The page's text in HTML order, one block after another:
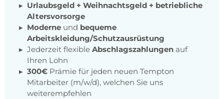
Urlaubsgeld + Weihnachtsgeld + betriebliche
Altersvorsorge
Moderne und bequeme
Arbeitskleidung/Schutzausrüstung
Jederzeit flexible Abschlagszahlungen auf
Ihren Lohn
300€ Prämie für jeden neuen Tempton
Mitarbeiter (m/w/d), welchen Sie uns
weiterempfehlen